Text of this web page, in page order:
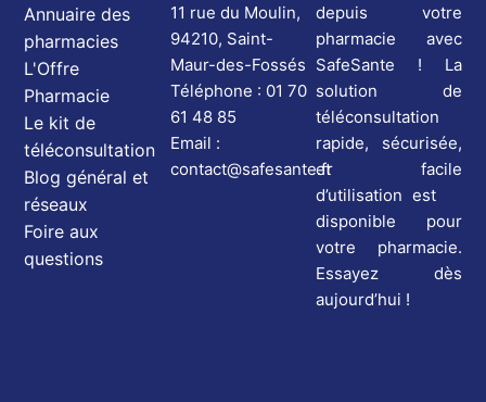
depuis votre
pharmacie avec
SafeSante ! La
solution de
téléconsultation
rapide, sécurisée,
et facile
d’utilisation est
disponible pour
votre pharmacie.
Essayez dès
aujourd’hui !
11 rue du Moulin,
94210, Saint-
Maur-des-Fossés
Téléphone : 01 70
61 48 85
Email :
contact@safesante.fr
Annuaire des
pharmacies
L'Offre
Pharmacie
Le kit de
téléconsultation
Blog général et
réseaux
Foire aux
questions